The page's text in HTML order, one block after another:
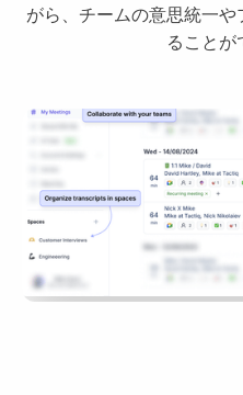
がら、チームの意思統一
ることが